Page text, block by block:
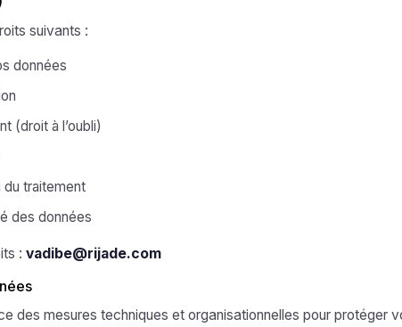
suivants :
données
(droit à l’oubli)
du traitement
des données
: vadibe@rijade.com
des mesures techniques et organisationnelles pour protéger